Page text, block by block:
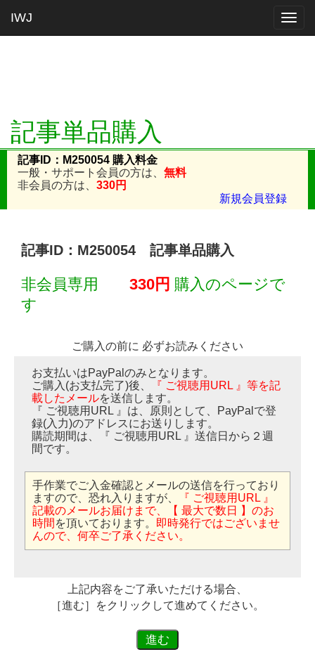
IWJ
記事単品購入
記事ID：M250054 購入料金
一般・サポート会員の方は、 無料
非会員の方は、 330円
新規会員登録
記事ID：M250054 記事単品購入
非会員専用 330円 購入のページで
す
ご購入の前に 必ずお読みください
お支払いはPayPalのみとなります。
ご購入(お支払完了)後、
『 ご視聴用URL 』等を記
載したメールを送信します。
『 ご視聴用URL 』は、原則として、PayPalで登
録(入力)のアドレスにお送りします。
購読期間は、『 ご視聴用URL 』送信日から２週
間です。
手作業でご入金確認とメールの送信を行っており
ますので、恐れ入りますが、
『 ご視聴用URL 』
記載のメールお届けまで、【 最大で数日 】のお
時間 を頂いております。
即時発行ではございませ
んので、何卒ご了承ください。
上記内容をご了承いただける場合、
［進む］をクリックして進めてください。